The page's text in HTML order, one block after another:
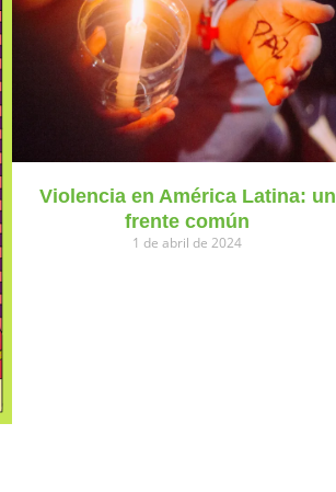
Violencia en América Latina: un
frente común
1 de abril de 2024